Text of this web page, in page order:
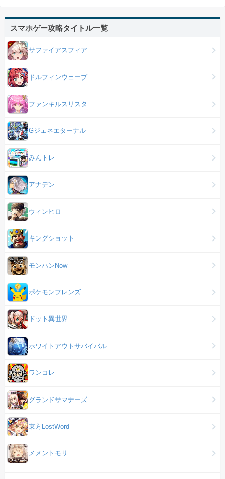
スマホゲー攻略タイトル一覧
サファイアスフィア
ドルフィンウェーブ
ファンキルスリスタ
Gジェネエターナル
みんトレ
アナデン
ウィンヒロ
キングショット
モンハンNow
ポケモンフレンズ
ドット異世界
ホワイトアウトサバイバル
ワンコレ
グランドサマナーズ
東方LostWord
メメントモリ